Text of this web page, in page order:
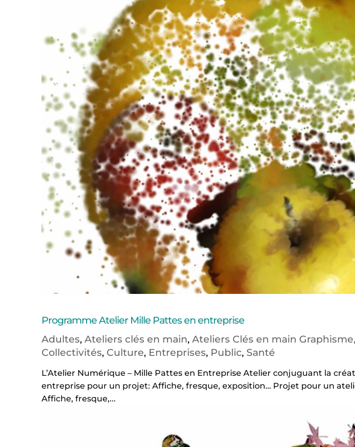
Programme Atelier Mille Pattes en entreprise
Adultes, Ateliers clés en main, Ateliers Clés en main
Collectivités, Culture, Entreprises, Public, Santé
L’Atelier Numérique – Mille Pattes en Entreprise Atelier conjuguant la
entreprise pour un projet: Affiche, fresque, exposition… Projet pour un
Affiche, fresque,...